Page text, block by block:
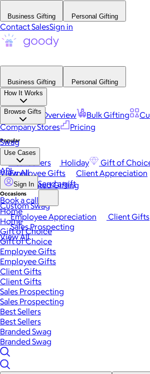
Business Gifting Personal Gifting
Contact SalesSign in
Business Gifting
Personal Gifting
How It Works
Platform Overview Bulk Gifting
Company Stores
Pricing
Browse Gifts
Popular
Best Sellers Holiday Gift of
View All
Occasions
Employee Appreciation Client Gifts
Sales Prospecting
View All
Swag
Use Cases
Employee Gifts Client Appreciation
Automated Gifting
Custom Swag
API
Sign In Send a gift
Book a call
Home
Home
Gift of Choice
Gift of Choice
Employee Gifts
Employee Gifts
Client Gifts
Client Gifts
Sales Prospecting
Sales Prospecting
Best Sellers
Best Sellers
Branded Swag
Branded Swag